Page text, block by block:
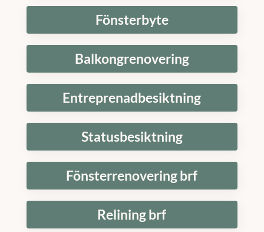
Fönsterbyte
Balkongrenovering
Entreprenadbesiktning
Statusbesiktning
Fönsterrenovering brf
Relining brf